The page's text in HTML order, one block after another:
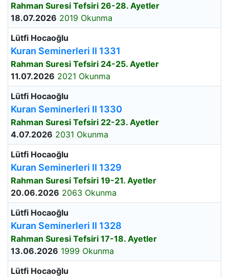
Rahman Suresi Tefsiri 26-28. Ayetler
18.07.2026 2019 Okunma
Lütfi Hocaoğlu
Kuran Seminerleri II 1331
Rahman Suresi Tefsiri 24-25. Ayetler
11.07.2026 2021 Okunma
Lütfi Hocaoğlu
Kuran Seminerleri II 1330
Rahman Suresi Tefsiri 22-23. Ayetler
4.07.2026 2031 Okunma
Lütfi Hocaoğlu
Kuran Seminerleri II 1329
Rahman Suresi Tefsiri 19-21. Ayetler
20.06.2026 2063 Okunma
Lütfi Hocaoğlu
Kuran Seminerleri II 1328
Rahman Suresi Tefsiri 17-18. Ayetler
13.06.2026 1999 Okunma
Lütfi Hocaoğlu